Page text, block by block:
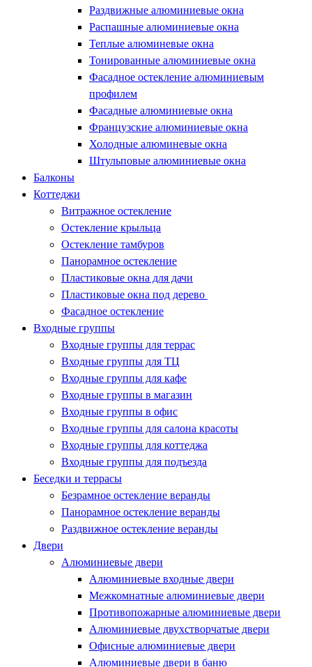
Раздвижные алюминиевые окна
Распашные алюминиевые окна
Теплые алюминевые окна
Тонированные алюминиевые окна
Фасадное остекление алюминиевым
профилем
Фасадные алюминиевые окна
Французские алюминиевые окна
Холодные алюминевые окна
Штульповые алюминиевые окна
Балконы
Коттеджи
Витражное остекление
Остекление крыльца
Остекление тамбуров
Панорамное остекление
Пластиковые окна для дачи
Пластиковые окна под дерево
Фасадное остекление
Входные группы
Входные группы для террас
Входные группы для ТЦ
Входные группы для кафе
Входные группы в магазин
Входные группы в офис
Входные группы для салона красоты
Входные группы для коттеджа
Входные группы для подъезда
Беседки и террасы
Безрамное остекление веранды
Панорамное остекление веранды
Раздвижное остекление веранды
Двери
Алюминиевые двери
Алюминиевые входные двери
Межкомнатные алюминиевые двери
Противопожарные алюминиевые двери
Алюминиевые двухстворчатые двери
Офисные алюминиевые двери
Алюминиевые двери в баню